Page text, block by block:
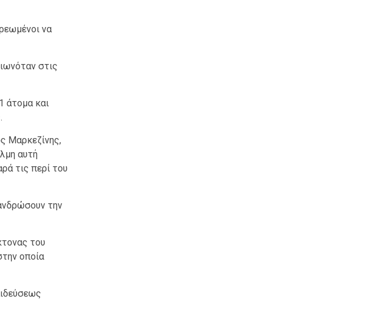
να
στις
άτομα και
Μαρκεζίνης,
αυτή
τις περί του
την
του
οποία